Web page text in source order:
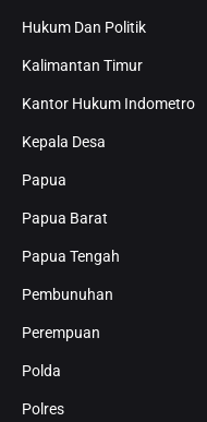
Hukum Dan Politik
Kalimantan Timur
Kantor Hukum Indometro
Kepala Desa
Papua
Papua Barat
Papua Tengah
Pembunuhan
Perempuan
Polda
Polres